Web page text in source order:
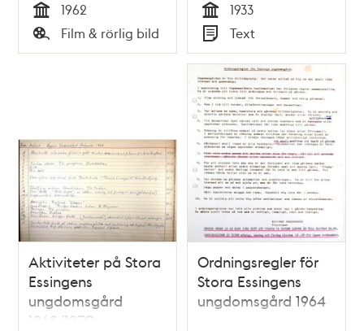
Tid
1962
Typ
Film & rörlig bild Tid
1933
Typ
Text
Aktiviteter på Stora
Essingens
ungdomsgård
1968/1970
Ordningsregler för
Stora Essingens
ungdomsgård 1964